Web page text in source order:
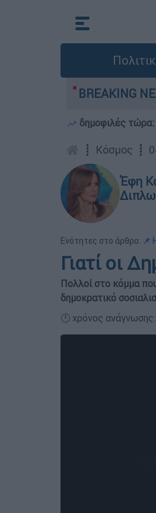
BREAKING
Γερμανό μετά τη
δημοφιλές τώρα:
┋ Κόσμος ┋
Έφη
Ενότητες στο άρθρο: 📌
Γιατί οι
Πολλοί στο κόμμα
δημοκρατικό
🕛 χρόνος